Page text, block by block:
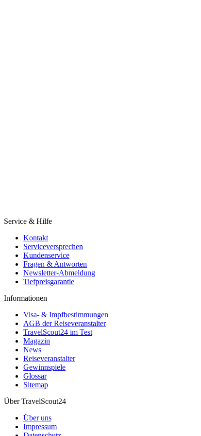
Service & Hilfe
Kontakt
Serviceversprechen
Kundenservice
Fragen & Antworten
Newsletter-Abmeldung
Tiefpreisgarantie
Informationen
Visa- & Impfbestimmungen
AGB der Reiseveranstalter
TravelScout24 im Test
Magazin
News
Reiseveranstalter
Gewinnspiele
Glossar
Sitemap
Über TravelScout24
Über uns
Impressum